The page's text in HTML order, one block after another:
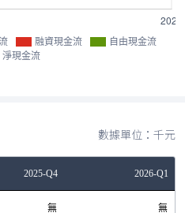
融資現金流
自由現金流
淨現金流
數據單位：千元
2025-Q4 2026-Q1
無 無